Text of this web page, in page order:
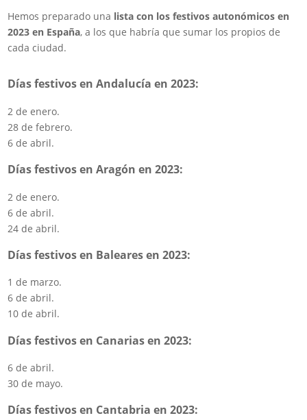
Hemos preparado una lista con los festivos autonómicos en
2023 en España, a los que habría que sumar los propios de
cada ciudad.
Días festivos en Andalucía en 2023:
2 de enero.
28 de febrero.
6 de abril.
Días festivos en Aragón en 2023:
2 de enero.
6 de abril.
24 de abril.
Días festivos en Baleares en 2023:
1 de marzo.
6 de abril.
10 de abril.
Días festivos en Canarias en 2023:
6 de abril.
30 de mayo.
Días festivos en Cantabria en 2023: